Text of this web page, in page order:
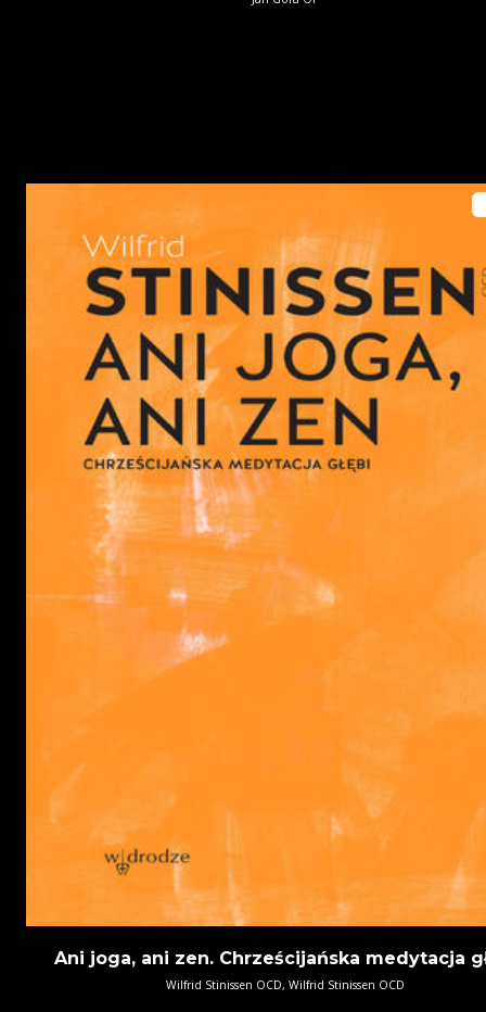
Ani joga, ani zen. Chrześcijańska medytacja
Wilfrid Stinissen OCD, Wilfrid Stinissen OCD